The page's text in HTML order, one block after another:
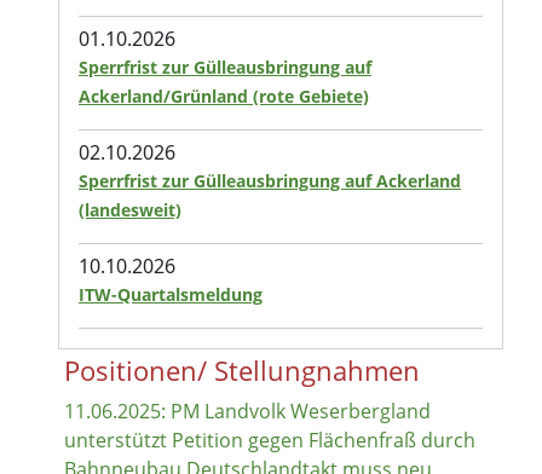
01.10.2026
Sperrfrist zur Gülleausbringung auf
Ackerland/Grünland (rote Gebiete)
02.10.2026
Sperrfrist zur Gülleausbringung auf Ackerland
(landesweit)
10.10.2026
ITW-Quartalsmeldung
Positionen/ Stellungnahmen
11.06.2025: PM Landvolk Weserbergland
unterstützt Petition gegen Flächenfraß durch